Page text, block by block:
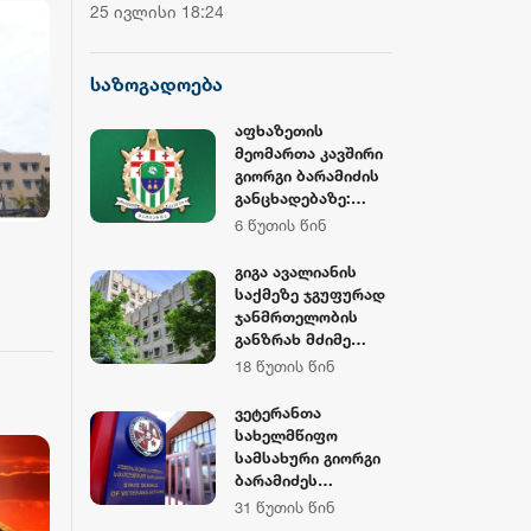
ანასტასია ბერუაშვილს
25 ივლისი 18:24
საზოგადოება
აფხაზეთის
მეომართა კავშირი
გიორგი ბარამიძის
განცხადებაზე:
არავის მივცემთ
ქვეყნისთვის
დამაზიანებელი
განცხადებებით
ქართველი
ღირსება შეილახოს
ხსოვნა
პოლიტიკური
მიზნებისთვის
იქნეს
გამოყენებული
6 წუთის წინ
გიგა ავალიანის
საქმეზე ჯგუფურად
ჯანმრთელობის
განზრახ მძიმე
დაზიანების
ნია იმნაძეს და
განსაკუთრებით
მძიმე დანაშაულის
შეუტყობინებლობი
ანასტასია
18 წუთის წინ
ვეტერანთა
სახელმწიფო
სამსახური გიორგი
ბარამიძეს
მიმართავს,
31 წუთის წინ